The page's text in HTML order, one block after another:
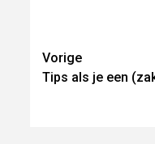
Lees
verder
Vorige
Tips als je een